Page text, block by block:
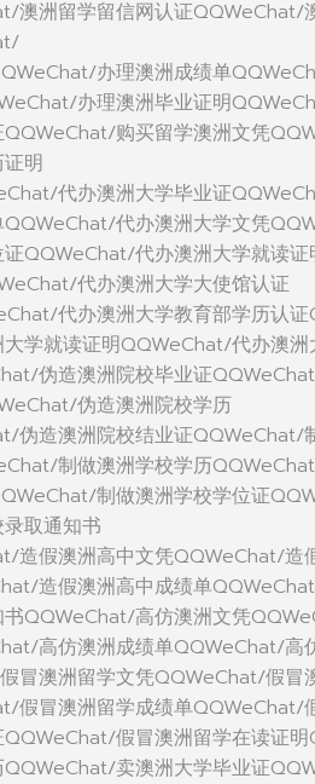
澳洲留学留信网认证QQWeChat/
办理澳洲成绩单
办理澳洲毕业证明
购买留学澳洲文凭
明
代办澳洲大学毕业证
代办澳洲大学文凭
QQWeChat/代办澳洲大学就读证
代办澳洲大学大使馆认证
代办澳洲大学教育部学历认
学就读证明QQWeChat/代办澳洲
伪造澳洲院校毕业证
伪造澳洲院校学历
伪造澳洲院校结业证QQWeChat/
制做澳洲学校学历
制做澳洲学校学位证
取通知书
造假澳洲高中文凭QQWeChat/造
造假澳洲高中成绩单
QQWeChat/高仿澳洲文凭
高仿澳洲成绩单QQWeChat/高
冒澳洲留学文凭QQWeChat/假冒
假冒澳洲留学成绩单QQWeChat/
假冒澳洲留学在读证
卖澳洲大学毕业证